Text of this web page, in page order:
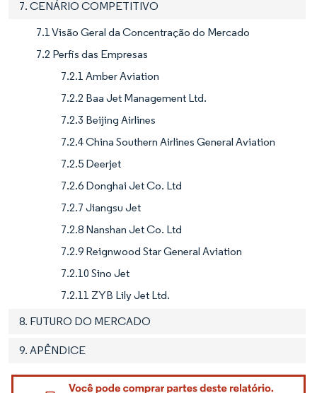
7. CENÁRIO COMPETITIVO
7.1 Visão Geral da Concentração do Mercado
7.2 Perfis das Empresas
7.2.1 Amber Aviation
7.2.2 Baa Jet Management Ltd.
7.2.3 Beijing Airlines
7.2.4 China Southern Airlines General Aviation
7.2.5 Deerjet
7.2.6 Donghai Jet Co. Ltd
7.2.7 Jiangsu Jet
7.2.8 Nanshan Jet Co. Ltd
7.2.9 Reignwood Star General Aviation
7.2.10 Sino Jet
7.2.11 ZYB Lily Jet Ltd.
8. FUTURO DO MERCADO
9. APÊNDICE